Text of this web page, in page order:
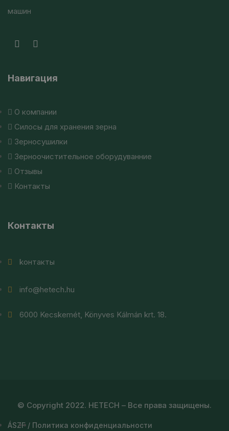
машин
Навигация
О компании
Силосы для хранения зерна
Зерносушилки
Зерноочистительное оборудуванние
Отзывы
Контакты
Контакты
kонтакты
info@hetech.hu
6000 Kecskemét, Könyves Kálmán krt. 18.
© Copyright 2022. HETECH – Все права защищены.
ÁSZF / Политика конфиденциальности